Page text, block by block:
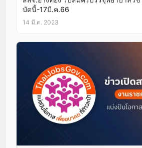
บัดนี้-17มี.ค.66
14 มี.ค. 2023